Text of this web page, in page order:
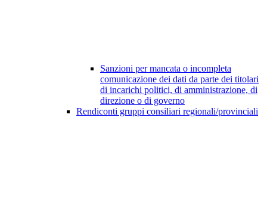
Sanzioni per mancata o incompleta
comunicazione dei dati da parte dei titolari
di incarichi politici, di amministrazione, di
direzione o di governo
Rendiconti gruppi consiliari regionali/provinciali